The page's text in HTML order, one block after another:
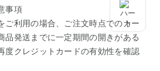
事項
ご利用の場合、ご注文時点でのカー
品発送までに一定期間の開きがある
度クレジットカードの有効性を確認